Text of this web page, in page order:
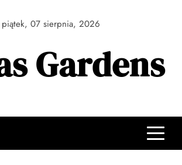
piątek, 07 sierpnia, 2026
Gardens